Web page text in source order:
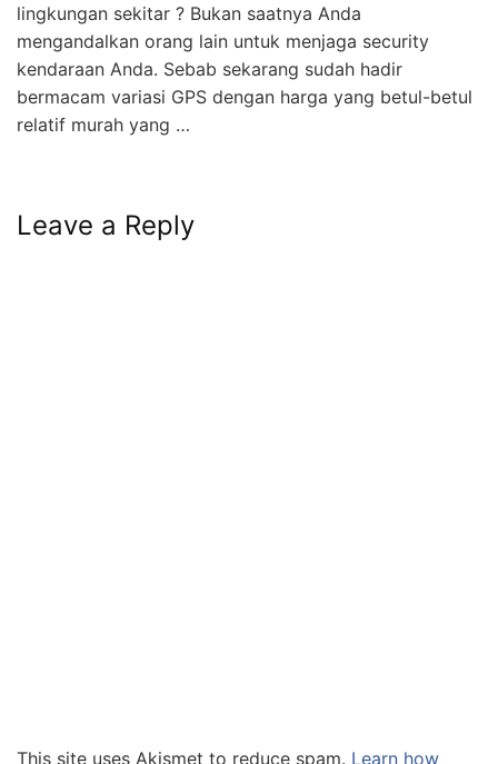
lingkungan sekitar ? Bukan saatnya Anda
mengandalkan orang lain untuk menjaga security
kendaraan Anda. Sebab sekarang sudah hadir
bermacam variasi GPS dengan harga yang betul-betul
relatif murah yang …
Leave a Reply
This site uses Akismet to reduce spam. Learn how